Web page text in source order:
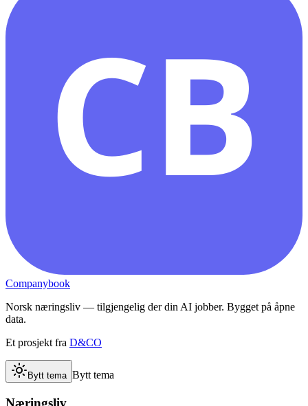
CB
Companybook
Norsk næringsliv — tilgjengelig der din AI jobber. Bygget på åpne
data.
Et prosjekt fra D&CO
Bytt tema Bytt tema
Næringsliv